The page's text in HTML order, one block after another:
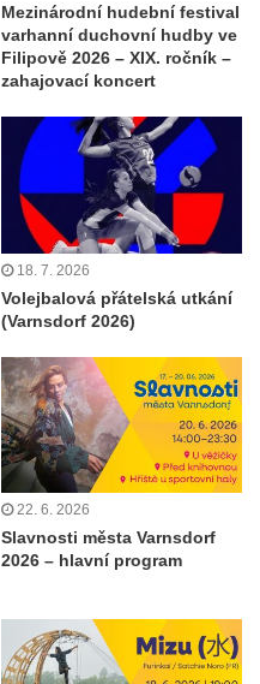
Mezinárodní hudební festival
varhanní duchovní hudby ve
Filipově 2026 – XIX. ročník –
zahajovací koncert
18. 7. 2026
Volejbalová přátelská utkání
(Varnsdorf 2026)
22. 6. 2026
Slavnosti města Varnsdorf
2026 – hlavní program